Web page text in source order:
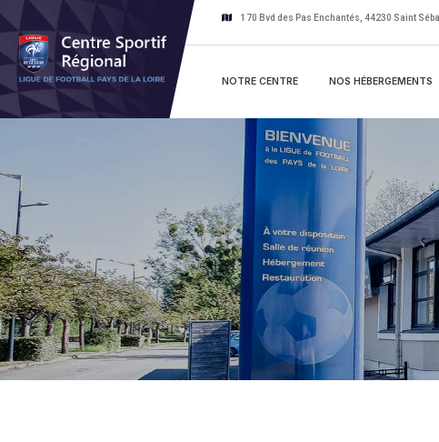
170 Bvd des Pas Enchantés, 44230 Saint
NOTRE CENTRE NOS HÉBERGEMENTS